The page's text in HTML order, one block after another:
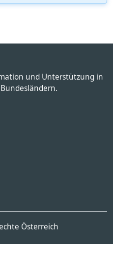
und Unterstützung in
Österreich